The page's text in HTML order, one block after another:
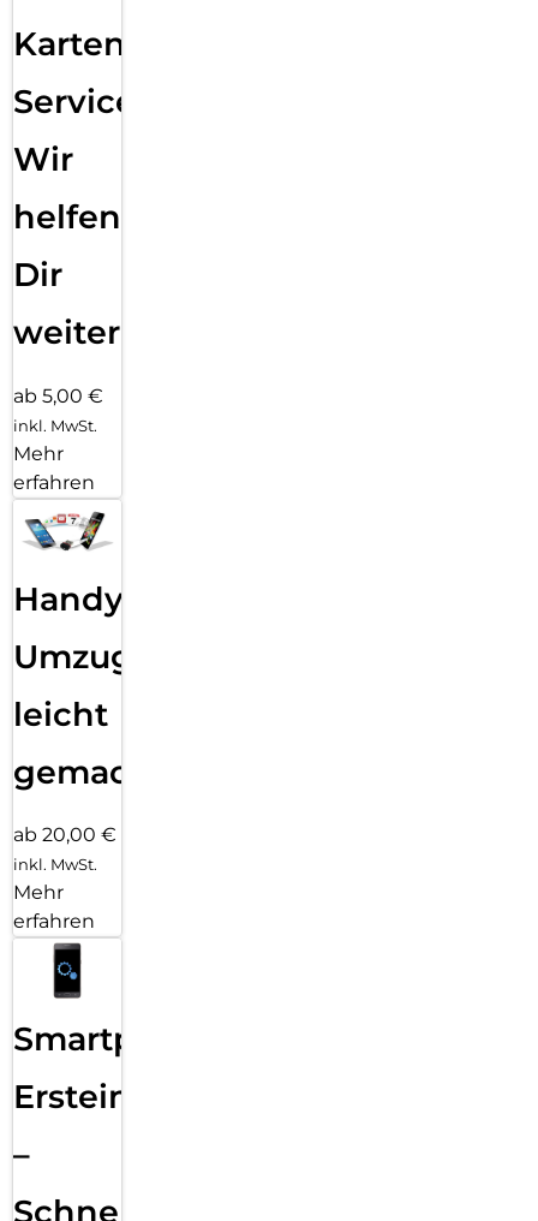
Karten
Service:
Wir
helfen
Dir
weiter
ab 5,00 €
inkl. MwSt.
Mehr
erfahren
Handy
Umzug
leicht
gemacht!
ab 20,00 €
inkl. MwSt.
Mehr
erfahren
Smartphone
Ersteinrichtung
–
Schnelle